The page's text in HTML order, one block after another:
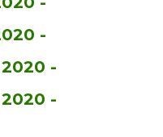
-
-
-